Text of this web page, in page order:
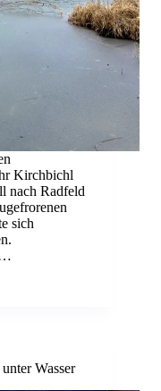
Kirchbichl
nach Radfeld
sich
Wasser